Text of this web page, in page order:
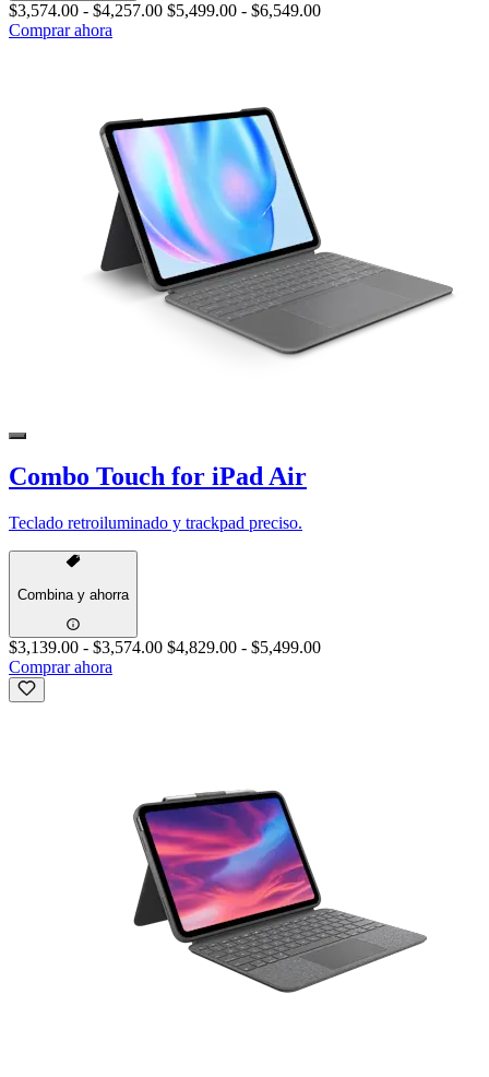
$3,574.00 - $4,257.00 $5,499.00 - $6,549.00
Comprar ahora
Combo Touch for iPad Air
Teclado retroiluminado y trackpad preciso.
Combina y ahorra
$3,139.00 - $3,574.00 $4,829.00 - $5,499.00
Comprar ahora